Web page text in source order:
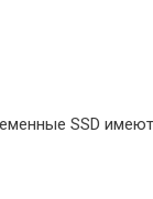
SSD имеют